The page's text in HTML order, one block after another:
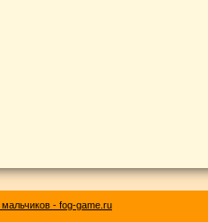
- fog-game.ru